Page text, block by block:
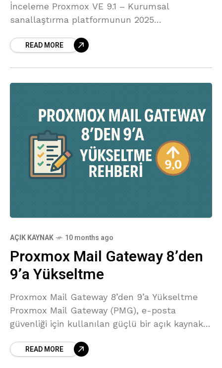
İnceleme Proxmox VE 9.1 – Kurumsal
sanallaştırma platformunun 2025
tabanı, Linux 6.17.2 çekirdeği, güncel QEMU,
READ MORE
AÇIK KAYNAK 10 months ago
Proxmox Mail Gateway 8’den
9’a Yükseltme
Proxmox Mail Gateway 8’den 9’a Yükseltme
Proxmox Mail Gateway (PMG), e-posta
güvenliği için kullanılan güçlü bir açık kaynak
yayınlandı. Bu sürüm, Debian 12 Bookworm
READ MORE